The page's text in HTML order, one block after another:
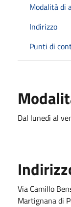
Modalità di
Indirizzo
Punti di
Dal lunedì al
Via Camillo
Martignana di